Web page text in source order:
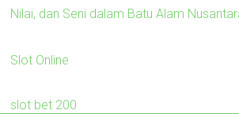
Nilai, dan Seni dalam Batu Alam
Slot Online
slot bet 200